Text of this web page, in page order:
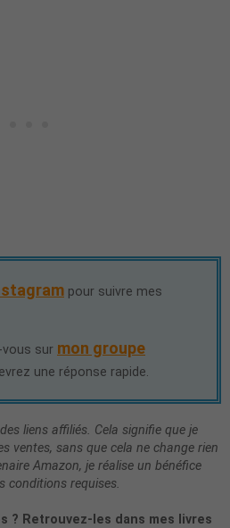
pour suivre mes
vous sur mon groupe
une réponse rapide.
liens affiliés. Cela signifie que je
ventes, sans que cela ne change rien
Amazon, je réalise un bénéfice
conditions requises.
? Retrouvez-les dans mes livres